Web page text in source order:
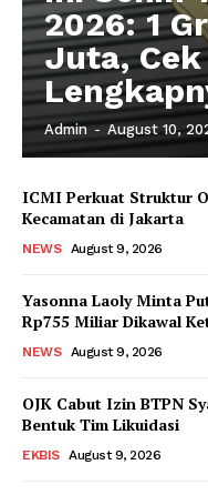
2026: 1
Juta,
Admin - August 10,
ICMI Perkuat Struktur
Kecamatan di Jakarta
NEWS August 9, 2026
Yasonna Laoly Minta
Rp755 Miliar Dikawal
NEWS August 9, 2026
OJK Cabut Izin BTPN
Bentuk Tim Likuidasi
EKBIS August 9, 2026